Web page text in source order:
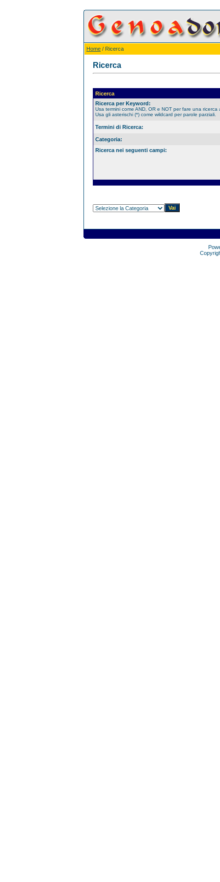
Home / Ricerca
Ricerca
Ricerca
Ricerca per Keyword:
Usa termini come AND, OR e NOT per fare una ricerca
Usa gli asterischi (*) come wildcard per parole parziali.
Termini di Ricerca:
Categoria:
Ricerca nei seguenti campi: